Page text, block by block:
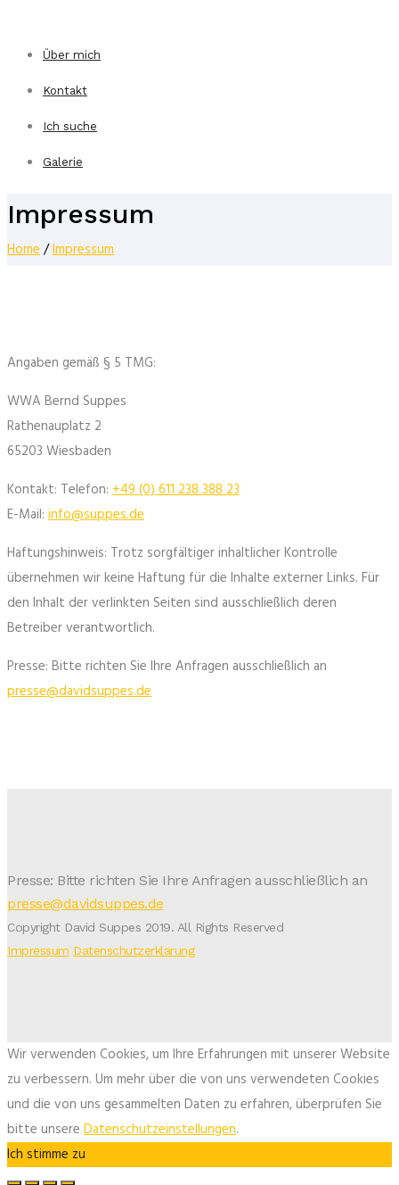
Über mich
Kontakt
Ich suche
Galerie
Impressum
Home/Impressum
Angaben gemäß § 5 TMG:
WWA Bernd Suppes
Rathenauplatz 2
65203 Wiesbaden
Kontakt: Telefon: +49 (0) 611 238 388 23
E-Mail: info@suppes.de
Haftungshinweis: Trotz sorgfältiger inhaltlicher Kontrolle
übernehmen wir keine Haftung für die Inhalte externer Links. Für
den Inhalt der verlinkten Seiten sind ausschließlich deren
Betreiber verantwortlich.
Presse: Bitte richten Sie Ihre Anfragen ausschließlich an
presse@davidsuppes.de
Presse: Bitte richten Sie Ihre Anfragen ausschließlich an
presse@davidsuppes.de
Copyright David Suppes 2019. All Rights Reserved
Impressum Datenschutzerklärung
Wir verwenden Cookies, um Ihre Erfahrungen mit unserer Website
zu verbessern. Um mehr über die von uns verwendeten Cookies
und die von uns gesammelten Daten zu erfahren, überprüfen Sie
bitte unsere Datenschutzeinstellungen.
Ich stimme zu